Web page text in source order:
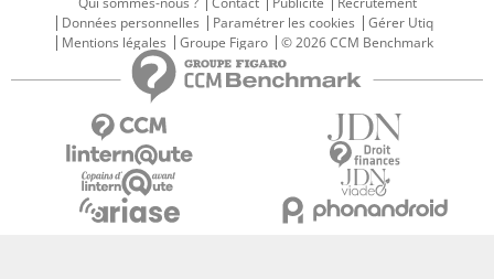
Données personnelles
Paramétrer les cookies
Gérer Utiq
Mentions légales
Groupe Figaro © 2026 CCM Benchmark